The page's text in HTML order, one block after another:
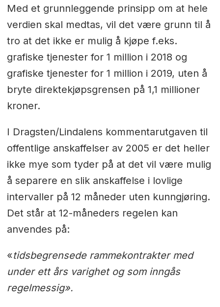
Med et grunnleggende prinsipp om at hele
verdien skal medtas, vil det være grunn til å
tro at det ikke er mulig å kjøpe f.eks.
grafiske tjenester for 1 million i 2018 og
grafiske tjenester for 1 million i 2019, uten å
bryte direktekjøpsgrensen på 1,1 millioner
kroner.
I Dragsten/Lindalens kommentarutgaven til
offentlige anskaffelser av 2005 er det heller
ikke mye som tyder på at det vil være mulig
å separere en slik anskaffelse i lovlige
intervaller på 12 måneder uten kunngjøring.
Det står at 12-måneders regelen kan
anvendes på:
«tidsbegrensede rammekontrakter med
under ett års varighet og som inngås
regelmessig».